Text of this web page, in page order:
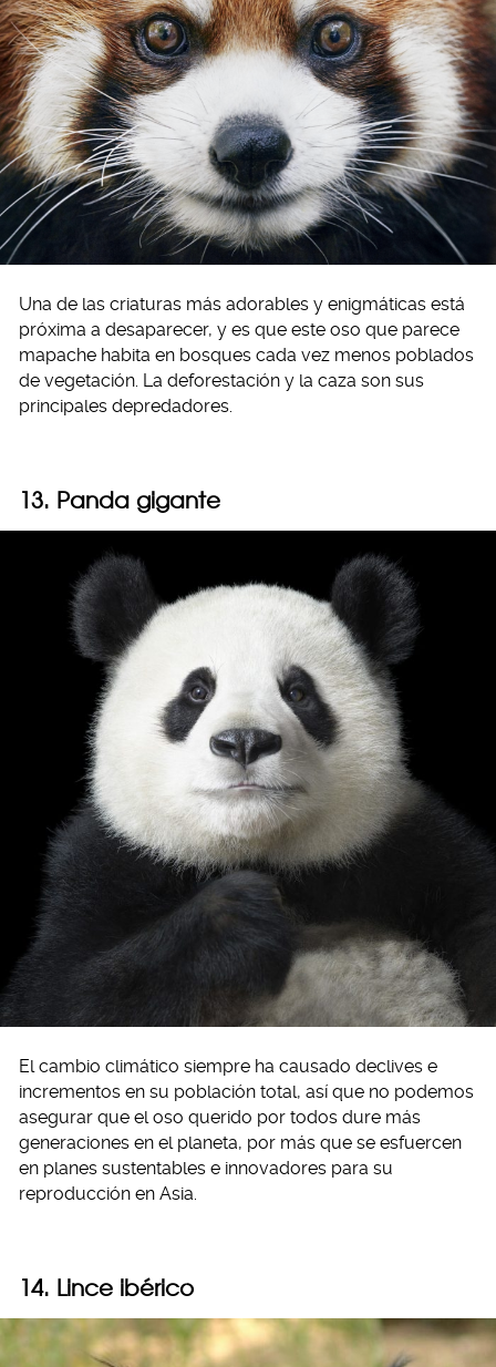
Una de las criaturas más adorables y enigmáticas está
próxima a desaparecer, y es que este oso que parece
mapache habita en bosques cada vez menos poblados
de vegetación. La deforestación y la caza son sus
principales depredadores.
13. Panda gigante
El cambio climático siempre ha causado declives e
incrementos en su población total, así que no podemos
asegurar que el oso querido por todos dure más
generaciones en el planeta, por más que se esfuercen
en planes sustentables e innovadores para su
reproducción en Asia.
14. Lince ibérico